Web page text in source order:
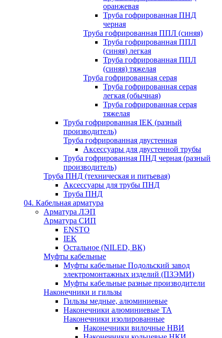
оранжевая
Труба гофрированная ПНД
черная
Труба гофрированная ППЛ (синяя)
Труба гофрированная ППЛ
(синяя) легкая
Труба гофрированная ППЛ
(синяя) тяжелая
Труба гофрированная серая
Труба гофрированная серая
легкая (обычная)
Труба гофрированная серая
тяжелая
Труба гофрированная IEK (разный
производитель)
Труба гофрированная двустенная
Аксессуары для двустенной трубы
Труба гофрированная ПНД черная (разный
производитель)
Труба ПНД (техническая и питьевая)
Аксессуары для трубы ПНД
Труба ПНД
04. Кабельная арматура
Арматура ЛЭП
Арматура СИП
ENSTO
IEK
Остальное (NILED, ВК)
Муфты кабельные
Муфты кабельные Подольский завод
электромонтажных изделий (ПЗЭМИ)
Муфты кабельные разные производители
Наконечники и гильзы
Гильзы медные, алюминиевые
Наконечники алюминиевые ТА
Наконечники изолированные
Наконечники вилочные НВИ